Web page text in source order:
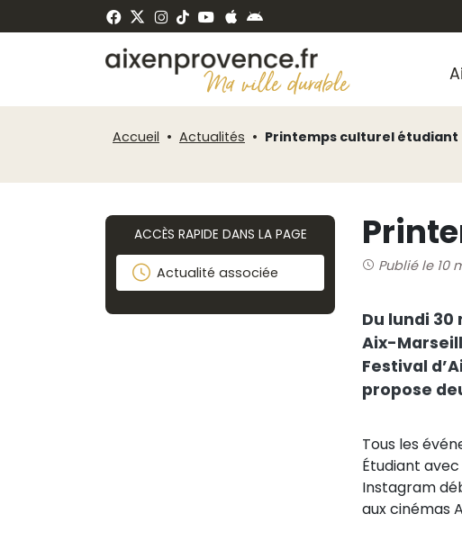
Accueil Actualités Printemps culturel étudiant
ACCÈS RAPIDE DANS LA PAGE
Actualité associée Publié le 10
Du lundi
Aix-
Festival
propose
Tous les
Étudiant
Instagram
aux cinémas
de
Panneau de gestion des cookies